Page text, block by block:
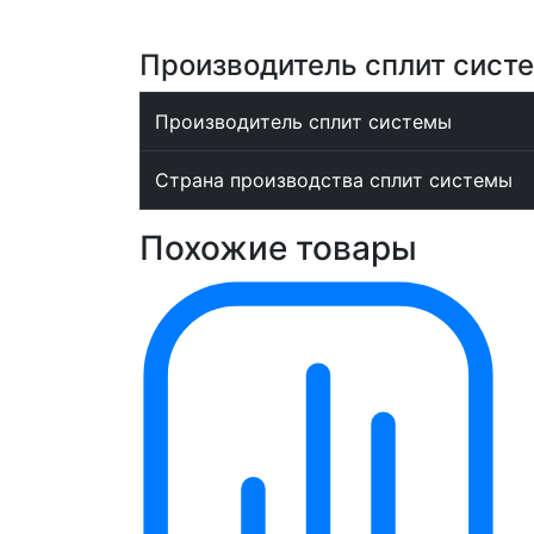
Производитель сплит
Производитель сплит системы
Страна производства сплит системы
Похожие товары